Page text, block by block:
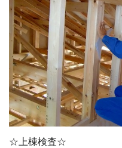
☆上棟検査☆